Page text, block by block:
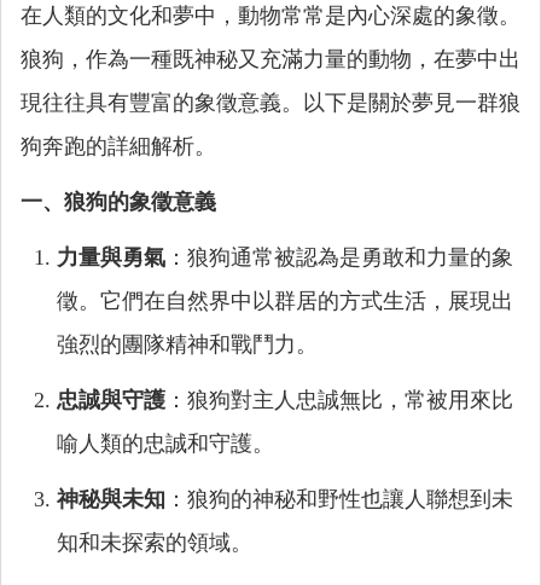
在人類的文化和夢中，動物常常是內心深處的象徵。
狼狗，作為一種既神秘又充滿力量的動物，在夢中出
現往往具有豐富的象徵意義。以下是關於夢見一群狼
狗奔跑的詳細解析。
一、狼狗的象徵意義
力量與勇氣 ：狼狗通常被認為是勇敢和力量的象
徵。它們在自然界中以群居的方式生活，展現出
強烈的團隊精神和戰鬥力。
忠誠與守護 ：狼狗對主人忠誠無比，常被用來比
喻人類的忠誠和守護。
神秘與未知 ：狼狗的神秘和野性也讓人聯想到未
知和未探索的領域。